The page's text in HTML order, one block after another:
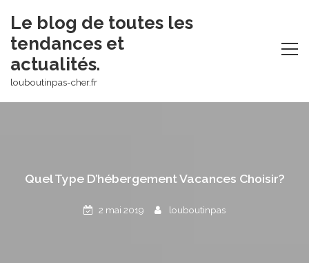
content
Le blog de toutes les
tendances et
actualités.
louboutinpas-cher.fr
Quel Type D’hébergement Vacances Choisir?
2 mai 2019 louboutinpas